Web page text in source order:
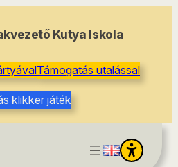
Kutya Iskola
Támogatás utalással
klikker játék